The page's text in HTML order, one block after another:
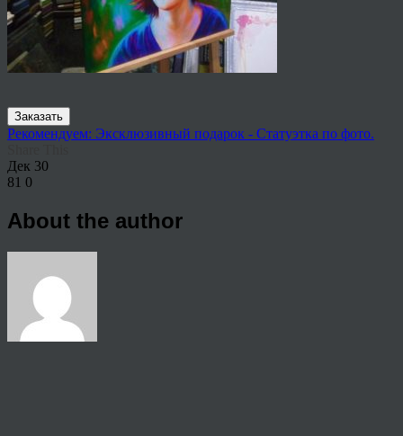
Заказать
Рекомендуем: Эксклюзивный подарок - Статуэтка по фото.
Дек 30
81 0
About the author